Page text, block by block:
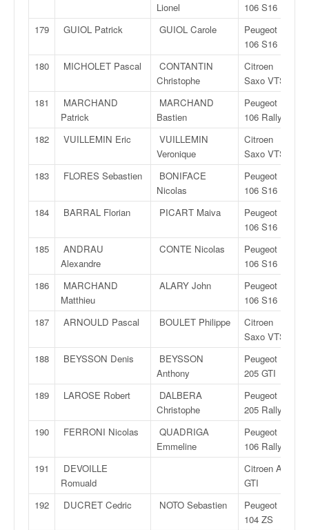
Lionel
106 S16
179 GUIOL Patrick GUIOL Carole
Peugeot
106 S16
180 MICHOLET Pascal
CONTANTIN
Christophe
Citroen
Saxo VTS
181
MARCHAND
Patrick
MARCHAND
Bastien
Peugeot
106 Rallye
182 VUILLEMIN Eric
VUILLEMIN
Veronique
Citroen
Saxo VTS
183 FLORES Sebastien
BONIFACE
Nicolas
Peugeot
106 S16
184 BARRAL Florian PICART Maiva
Peugeot
106 S16
185
ANDRAU
Alexandre
CONTE Nicolas
Peugeot
106 S16
186
MARCHAND
Matthieu
ALARY John
Peugeot
106 S16
187 ARNOULD Pascal BOULET Philippe
Citroen
Saxo VTS
188 BEYSSON Denis
BEYSSON
Anthony
Peugeot
205 GTI
189 LAROSE Robert
DALBERA
Christophe
Peugeot
205 Rallye
190 FERRONI Nicolas
QUADRIGA
Emmeline
Peugeot
106 Rallye
191
DEVOILLE
Romuald
Citroen AX
GTI
192 DUCRET Cedric NOTO Sebastien
Peugeot
104 ZS